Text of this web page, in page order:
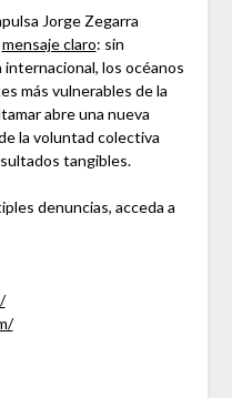
Jorge Zegarra
mensaje claro: sin
los océanos
más vulnerables de la
abre una nueva
la voluntad colectiva
tangibles.
denuncias, acceda a